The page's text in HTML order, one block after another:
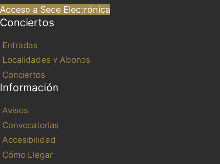
Acceso a Sede Electrónica
Conciertos
Entradas
Localidades y Abonos
Conciertos
Información
Avisos
Convocatorias
Accesibilidad
Cómo Llegar